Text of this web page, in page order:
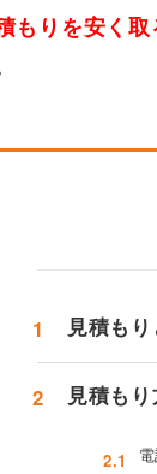
もりを安く取
1 見積もり
2 見積も
2.1